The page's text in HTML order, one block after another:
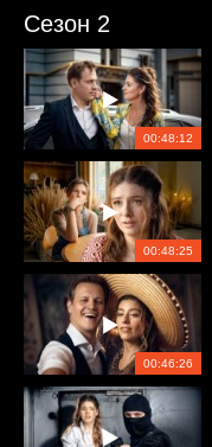
Сезон 2
00:48:12
00:48:25
00:46:26